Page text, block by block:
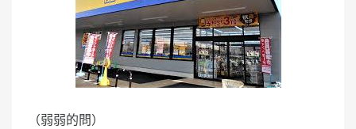
d
o
n
（弱弱的問）